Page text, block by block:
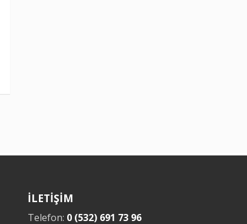
İLETİŞİM
Telefon: 0 (532) 691 73 96